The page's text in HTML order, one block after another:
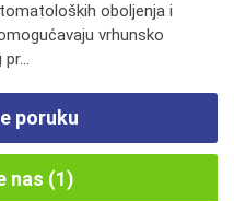
oboljenja i
vrhunsko
poruku
nas (1)